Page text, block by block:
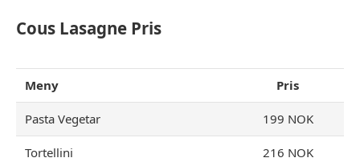
Cous Lasagne Pris
Meny Pris
Pasta Vegetar 199 NOK
Tortellini 216 NOK